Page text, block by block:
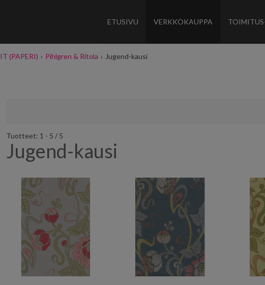
ETUSIVU VERKKOKAUPPA
(PAPERI) › Pihlgren & Ritola › Jugend-kausi
Tuotteet: 1 - 5 / 5
Jugend-kausi